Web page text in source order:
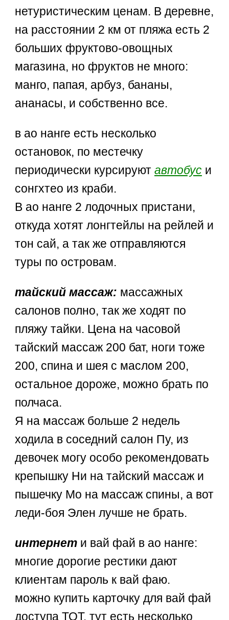
нетуристическим ценам. В деревне,
на расстоянии 2 км от пляжа есть 2
больших фруктово-овощных
магазина, но фруктов не много:
манго, папая, арбуз, бананы,
ананасы, и собственно все.
в ао нанге есть несколько
остановок, по местечку
периодически курсируютавтобус и
сонгхтео из краби.
В ао нанге 2 лодочных пристани,
откуда хотят лонгтейлы на рейлей и
тон сай, а так же отправляются
туры по островам.
тайский массаж: массажных
салонов полно, так же ходят по
пляжу тайки. Цена на часовой
тайский массаж 200 бат, ноги тоже
200, спина и шея с маслом 200,
остальное дороже, можно брать по
полчаса.
Я на массаж больше 2 недель
ходила в соседний салон Пу, из
девочек могу особо рекомендовать
крепышку Ни на тайский массаж и
пышечку Мо на массаж спины, а вот
леди-боя Элен лучше не брать.
интернет и вай фай в ао нанге:
многие дорогие рестики дают
клиентам пароль к вай фаю.
можно купить карточку для вай фай
доступа ТОТ, тут есть несколько